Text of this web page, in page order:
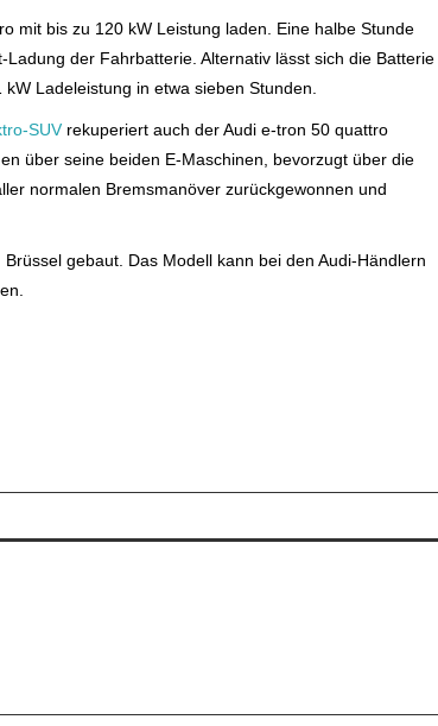
mit bis zu 120 kW Leistung laden. Eine halbe Stunde
der Fahrbatterie. Alternativ lässt sich die Batterie
kW Ladeleistung in etwa sieben Stunden.
SUV rekuperiert auch der Audi e-tron 50 quattro
über seine beiden E-Maschinen, bevorzugt über die
normalen Bremsmanöver zurückgewonnen und
gebaut. Das Modell kann bei den Audi-Händlern